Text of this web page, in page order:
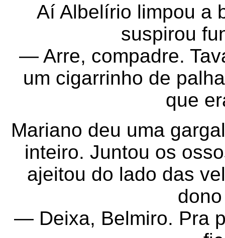
Aí Albelírio limpou a
suspirou
— Arre, compadre.
um cigarrinho de
que
Mariano deu uma
inteiro. Juntou os
ajeitou do lado das
— Deixa, Belmiro. Pra